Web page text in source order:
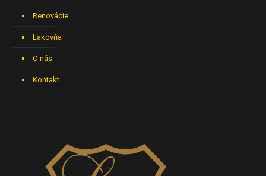
Renovácie
Lakovňa
O nás
Kontakt